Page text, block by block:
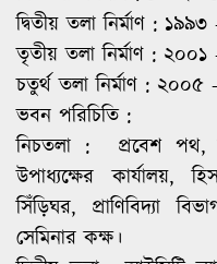
দ্বিতীয় তলা নির্মাণ :
তৃতীয় তলা নির্মাণ :
চতুর্থ তলা নির্মাণ :
ভবন পরিচিতি :
নিচতলা : প্রবেশ পথ,
উপাধ্যক্ষের কার্যালয়,
সিঁড়িঘর, প্রাণিবিদ্যা
সেমিনার কক্ষ।